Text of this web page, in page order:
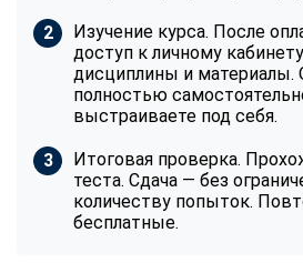
Изучение курса. После
доступ к личному
дисциплины и материалы.
полностью
выстраиваете под себя.
Итоговая проверка.
теста. Сдача — без
количеству попыток.
бесплатные.